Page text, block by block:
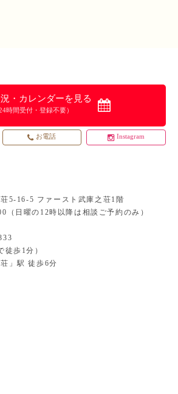
5-16-5 ファースト武庫之荘1階
（日曜の12時以降は相談ご予約のみ）
徒歩1分）
」駅 徒歩6分
・カレンダーを見る
24時間受付・登録不要）
お電話 Instagram